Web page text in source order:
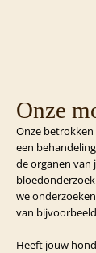
Onze
Onze
een
de organen van
we
van
Heeft jouw